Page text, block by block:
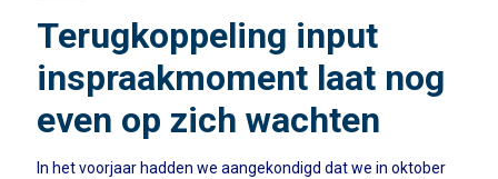
Terugkoppeling input
inspraakmoment laat nog
even op zich wachten
In het voorjaar hadden we aangekondigd dat we in oktober